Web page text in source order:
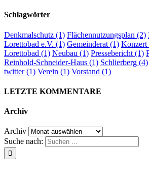
Schlagwörter
Denkmalschutz (1) Flächennutzungsplan (2)
Lorettobad e.V. (1) Gemeinderat (1) Konzert
Lorettobad (1) Neubau (1) Pressebericht (1)
Reinhold-Schneider-Haus (1) Schlierberg (4)
twitter(1) Verein (1) Vorstand (1)
LETZTE KOMMENTARE
Archiv
Archiv
Suche nach: